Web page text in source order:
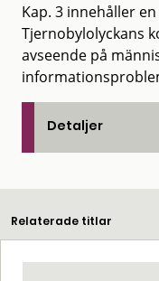
Kap. 3 innehåller
Tjernobylolyckans
avseende på
Detaljer
Relaterade titlar